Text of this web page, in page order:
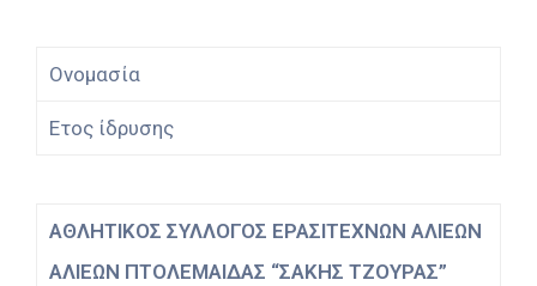
Ονομασία
Ετος ίδρυσης
ΑΘΛΗΤΙΚΟΣ ΣΥΛΛΟΓΟΣ ΕΡΑΣΙΤΕΧΝΩΝ ΑΛΙΕΩΝ
ΑΛΙΕΩΝ ΠΤΟΛΕΜΑΙΔΑΣ “ΣΑΚΗΣ ΤΖΟΥΡΑΣ”